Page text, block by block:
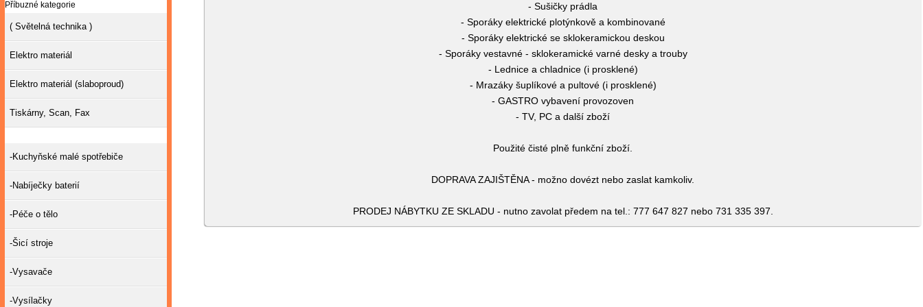
- Sušičky prádla
- Sporáky elektrické plotýnkově a kombinované
- Sporáky elektrické se sklokeramickou deskou
- Sporáky vestavné - sklokeramické varné desky a trouby
- Lednice a chladnice (i prosklené)
- Mrazáky šuplíkové a pultové (i prosklené)
- GASTRO vybavení provozoven
- TV, PC a další zboží
Použité čisté plně funkční zboží.
DOPRAVA ZAJIŠTĚNA - možno dovézt nebo zaslat kamkoliv.
PRODEJ NÁBYTKU ZE SKLADU - nutno zavolat předem na tel.: 777 647 827 nebo 731 335 397.
Příbuzné kategorie
( Světelná technika )
Elektro materiál
Elektro materiál (slaboproud)
Tiskárny, Scan, Fax
-Kuchyňské malé spotřebiče
-Nabíječky baterií
-Péče o tělo
-Šicí stroje
-Vysavače
-Vysílačky